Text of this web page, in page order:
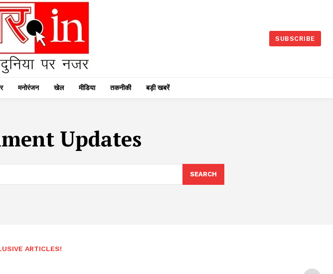
SUBSCRIBE
मनोरंजन खेल मीडिया तकनीकी बड़ी खबरें
Updates
SEARCH
ARTICLES!